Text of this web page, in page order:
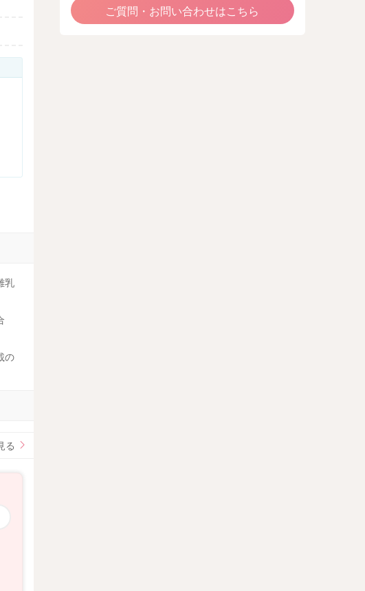
乳
の
る
ご質問・お問い合わせはこちら